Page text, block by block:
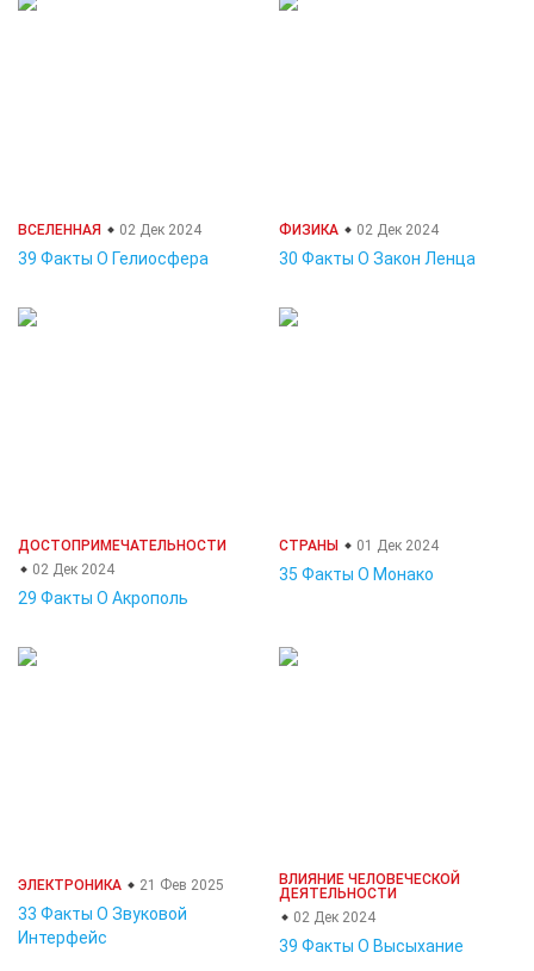
ВСЕЛЕННАЯ 02 Дек 2024
39 Факты О Гелиосфера
ФИЗИКА 02 Дек 2024
30 Факты О Закон Ленца
ДОСТОПРИМЕЧАТЕЛЬНОСТИ
02 Дек 2024
29 Факты О Акрополь
СТРАНЫ 01 Дек 2024
35 Факты О Монако
ЭЛЕКТРОНИКА 21 Фев 2025
33 Факты О Звуковой
Интерфейс
ВЛИЯНИЕ ЧЕЛОВЕЧЕСКОЙ
ДЕЯТЕЛЬНОСТИ
02 Дек 2024
39 Факты О Высыхание